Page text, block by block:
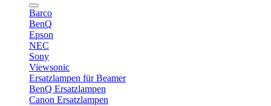
Barco
BenQ
Epson
NEC
Sony
Viewsonic
Ersatzlampen für Beamer
BenQ Ersatzlampen
Canon Ersatzlampen